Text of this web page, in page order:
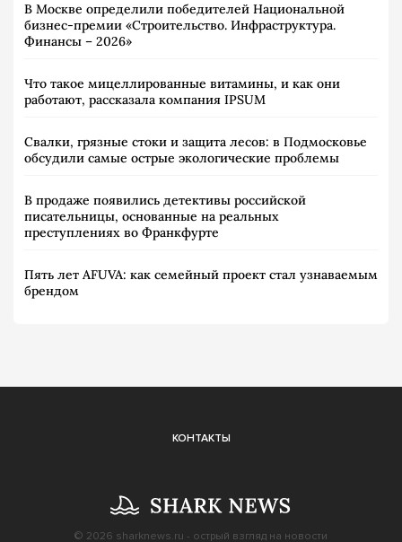
В Москве определили победителей Национальной
бизнес-премии «Строительство. Инфраструктура.
Финансы – 2026»
Что такое мицеллированные витамины, и как они
работают, рассказала компания IPSUM
Свалки, грязные стоки и защита лесов: в Подмосковье
обсудили самые острые экологические проблемы
В продаже появились детективы российской
писательницы, основанные на реальных
преступлениях во Франкфурте
Пять лет AFUVA: как семейный проект стал узнаваемым
брендом
КОНТАКТЫ
© 2026 sharknews.ru - острый взгляд на новости